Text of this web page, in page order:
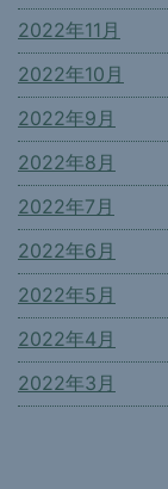
2022年11月
2022年10月
2022年9月
2022年8月
2022年7月
2022年6月
2022年5月
2022年4月
2022年3月